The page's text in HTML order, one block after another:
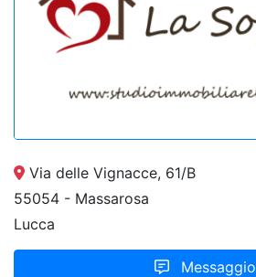
Via delle Vignacce, 61/B
55054 - Massarosa
Lucca
Messaggio